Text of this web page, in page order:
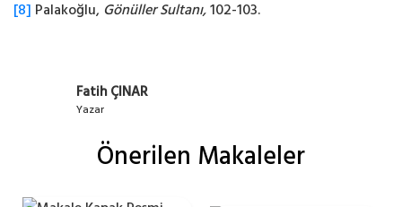
[8] Palakoğlu, Gönüller Sultanı,102-103.
Fatih ÇINAR
Yazar
Önerilen Makaleler